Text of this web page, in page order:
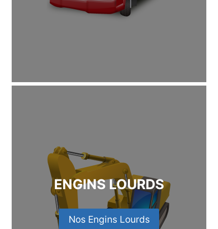
ENGINS LOURDS
Nos Engins Lourds